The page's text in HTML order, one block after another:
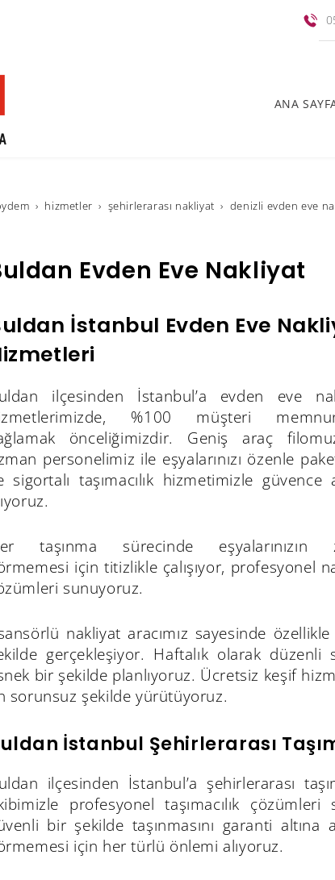
ANA
hi̇zmetler şehirlerarası nakliyat denizli evden eve
Evden Eve Nakliyat
İstanbul Evden Eve
ilçesinden İstanbul’a evden eve
%100 müşteri
önceliğimizdir. Geniş araç
personelimiz ile eşyalarınızı özenle
sigortalı taşımacılık hizmetimizle güvence
taşınma sürecinde eşyalarınızın
için titizlikle çalışıyor, profesyonel
sunuyoruz.
nakliyat aracımız sayesinde
gerçekleşiyor. Haftalık olarak düzenli
bir şekilde planlıyoruz. Ücretsiz keşif
sorunsuz şekilde yürütüyoruz.
İstanbul Şehirlerarası
ilçesinden İstanbul’a şehirlerarası
profesyonel taşımacılık çözümleri
bir şekilde taşınmasını garanti altına
için her türlü önlemi alıyoruz.